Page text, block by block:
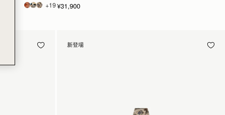
+19¥31,900
新登場